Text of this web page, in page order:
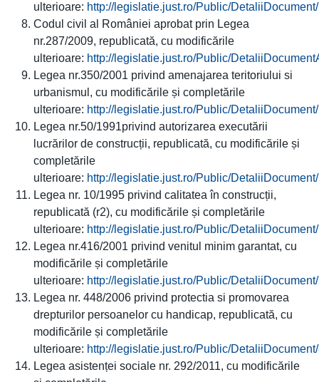
ulterioare: http://legislatie.just.ro/Public/
Codul civil al României aprobat prin Legea
nr.287/2009, republicată, cu modificările
ulterioare: http://legislatie.just.ro/Public/
Legea nr.350/2001 privind amenajarea teritoriului si
urbanismul, cu modificările și completările
ulterioare: http://legislatie.just.ro/Public/
Legea nr.50/1991privind autorizarea executării
lucrărilor de construcții, republicată, cu modificările și
completările
ulterioare: http://legislatie.just.ro/Public/
Legea nr. 10/1995 privind calitatea în construcții,
republicată (r2), cu modificările și completările
ulterioare: http://legislatie.just.ro/Public/
Legea nr.416/2001 privind venitul minim garantat, cu
modificările și completările
ulterioare: http://legislatie.just.ro/Public/
Legea nr. 448/2006 privind protectia si promovarea
drepturilor persoanelor cu handicap, republicată, cu
modificările și completările
ulterioare: http://legislatie.just.ro/Public/
Legea asistenței sociale nr. 292/2011, cu modificările